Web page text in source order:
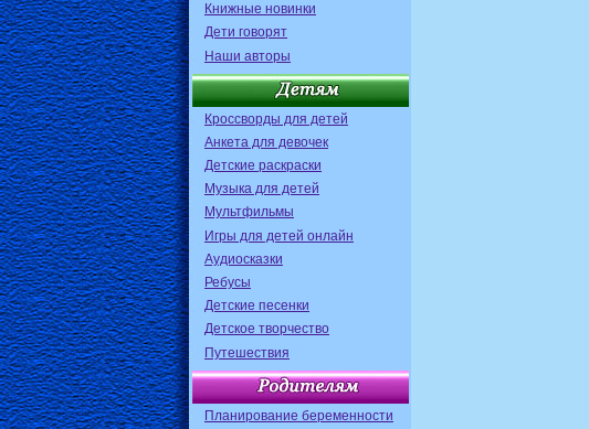
Книжные новинки
Дети говорят
Наши авторы
Кроссворды для детей
Анкета для девочек
Детские раскраски
Музыка для детей
Мультфильмы
Игры для детей онлайн
Аудиосказки
Ребусы
Детские песенки
Детское творчество
Путешествия
Планирование беременности